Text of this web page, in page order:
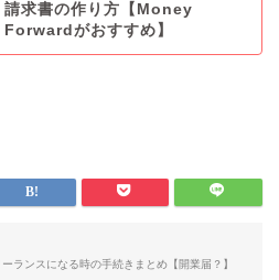
請求書の作り方【Money
Forwardがおすすめ】
ランスになる時の手続きまとめ【開業届？】